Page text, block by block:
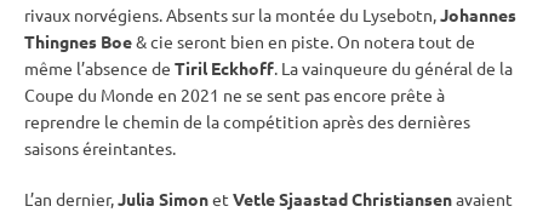
rivaux norvégiens. Absents sur la montée du Lysebotn,Johannes
Thingnes Boe& cie seront bien en piste. On notera tout de
même l’absence de Tiril Eckhoff. La vainqueure du général de la
Coupe du Monde en 2021 ne se sent pas encore prête à
reprendre le chemin de la compétition après des dernières
saisons éreintantes.
L’an dernier,Julia Simonet Vetle Sjaastad Christiansenavaient